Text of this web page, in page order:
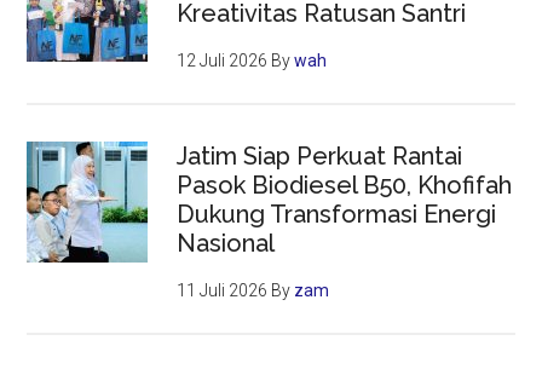
Kreativitas Ratusan Santri
12 Juli 2026 Bywah
Jatim Siap Perkuat Rantai
Pasok Biodiesel B50, Khofifah
Dukung Transformasi Energi
Nasional
11 Juli 2026 By zam